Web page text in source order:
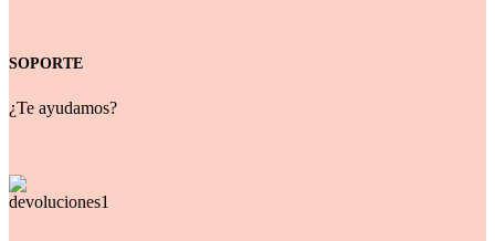
SOPORTE
¿Te ayudamos?